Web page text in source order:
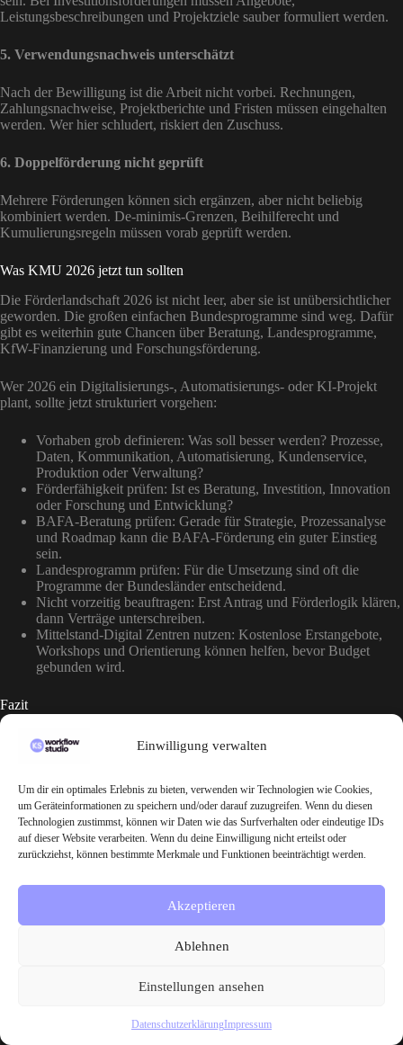
Einwilligung verwalten
Um dir ein optimales Erlebnis zu bieten, verwenden wir Technologien wie Cookies,
um Geräteinformationen zu speichern und/oder darauf zuzugreifen. Wenn du diesen
Technologien zustimmst, können wir Daten wie das Surfverhalten oder eindeutige IDs
auf dieser Website verarbeiten. Wenn du deine Einwilligung nicht erteilst oder
zurückziehst, können bestimmte Merkmale und Funktionen beeinträchtigt werden.
Akzeptieren
Ablehnen
Einstellungen ansehen
Datenschutzerklärung Impressum
Leistungsbeschreibungen und Projektziele sauber formuliert werden.
5. Verwendungsnachweis unterschätzt
Nach der Bewilligung ist die Arbeit nicht vorbei. Rechnungen,
Zahlungsnachweise, Projektberichte und Fristen müssen eingehalten
werden. Wer hier schludert, riskiert den Zuschuss.
6. Doppelförderung nicht geprüft
Mehrere Förderungen können sich ergänzen, aber nicht beliebig
kombiniert werden. De-minimis-Grenzen, Beihilferecht und
Kumulierungsregeln müssen vorab geprüft werden.
Was KMU 2026 jetzt tun sollten
Die Förderlandschaft 2026 ist nicht leer, aber sie ist unübersichtlicher
geworden. Die großen einfachen Bundesprogramme sind weg. Dafür
gibt es weiterhin gute Chancen über Beratung, Landesprogramme,
KfW-Finanzierung und Forschungsförderung.
Wer 2026 ein Digitalisierungs-, Automatisierungs- oder KI-Projekt
plant, sollte jetzt strukturiert vorgehen:
Vorhaben grob definieren: Was soll besser werden? Prozesse,
Daten, Kommunikation, Automatisierung, Kundenservice,
Produktion oder Verwaltung?
Förderfähigkeit prüfen: Ist es Beratung, Investition, Innovation
oder Forschung und Entwicklung?
BAFA-Beratung prüfen: Gerade für Strategie, Prozessanalyse
und Roadmap kann die BAFA-Förderung ein guter Einstieg
sein.
Landesprogramm prüfen: Für die Umsetzung sind oft die
Programme der Bundesländer entscheidend.
Nicht vorzeitig beauftragen: Erst Antrag und Förderlogik klären,
dann Verträge unterschreiben.
Mittelstand-Digital Zentren nutzen: Kostenlose Erstangebote,
Workshops und Orientierung können helfen, bevor Budget
gebunden wird.
Fazit
sie kann den entscheidenden Unterschied machen, ob ein Projekt nur
2026 gilt: Wer wartet, verliert möglicherweise passende Programme,
Budgets oder Antragsfenster. Wer dagegen früh prüft, sauber plant und
die richtige Reihenfolge einhält, kann Beratung, Umsetzung und
Schulung clever kombinieren.
Gerade bei KI, Automatisierung und digitalen Prozessen lohnt sich ein
strukturierter Einstieg: erst Strategie, dann Förderung, dann
Umsetzung.